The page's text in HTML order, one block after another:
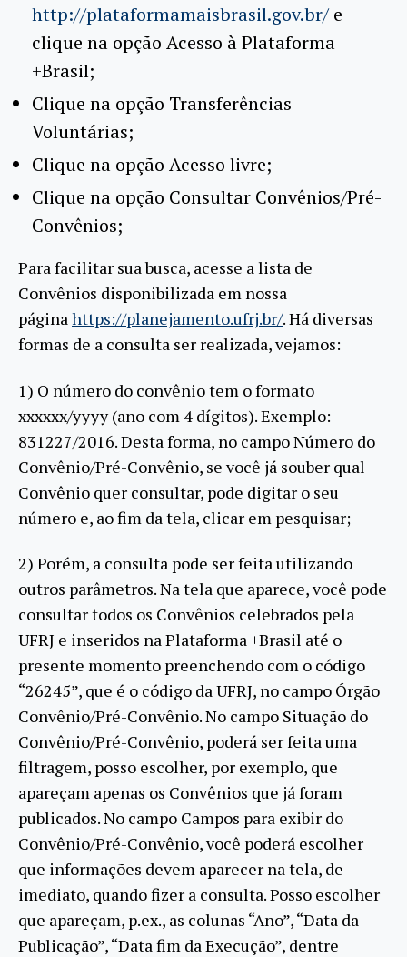
http://plataformamaisbrasil.gov.br/e
clique na opção Acesso à Plataforma
+Brasil;
Clique na opção Transferências
Voluntárias;
Clique na opção Acesso livre;
Clique na opção Consultar Convênios/Pré-
Convênios;
Para facilitar sua busca, acesse a lista de
Convênios disponibilizada em nossa
páginahttps://planejamento.ufrj.br/. Há diversas
formas de a consulta ser realizada, vejamos:
1) O número do convênio tem o formato
xxxxxx/yyyy (ano com 4 dígitos). Exemplo:
831227/2016. Desta forma, no campo Número do
Convênio/Pré-Convênio, se você já souber qual
Convênio quer consultar, pode digitar o seu
número e, ao fim da tela, clicar em pesquisar;
2) Porém, a consulta pode ser feita utilizando
outros parâmetros. Na tela que aparece, você pode
consultar todos os Convênios celebrados pela
UFRJ e inseridos na Plataforma +Brasil até o
presente momento preenchendo com o código
“26245”, que é o código da UFRJ, no campo Órgão
Convênio/Pré-Convênio. No campo Situação do
Convênio/Pré-Convênio, poderá ser feita uma
filtragem, posso escolher, por exemplo, que
apareçam apenas os Convênios que já foram
publicados. No campo Campos para exibir do
Convênio/Pré-Convênio, você poderá escolher
que informações devem aparecer na tela, de
imediato, quando fizer a consulta. Posso escolher
que apareçam, p.ex., as colunas “Ano”, “Data da
Publicação”, “Data fim da Execução”, dentre